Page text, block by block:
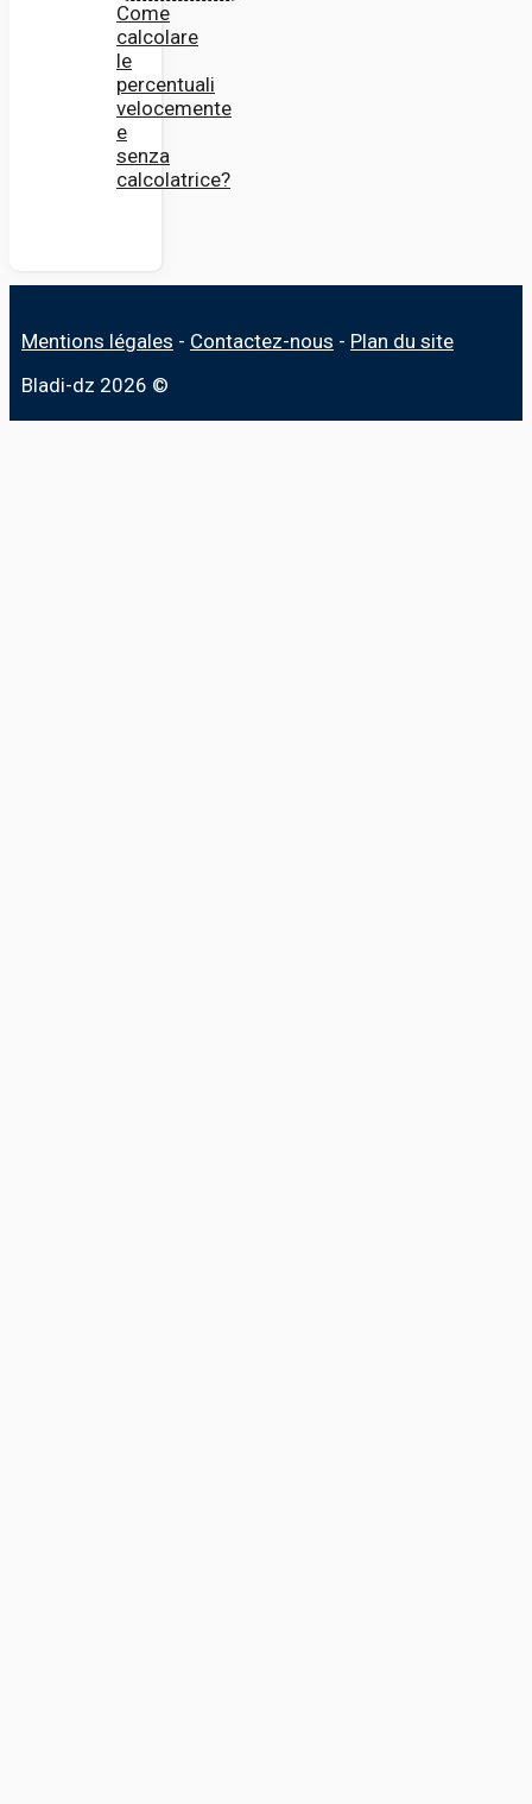
Come
calcolare
le
percentuali
velocemente
e
senza
calcolatrice?
Mentions légales - Contactez-nous - Plan du site
Bladi-dz 2026 ©